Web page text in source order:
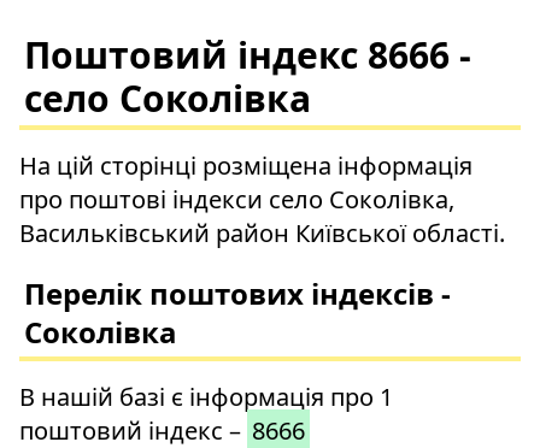
Поштовий індекс 8666 -
село Соколівка
На цій сторінці розміщена інформація
про поштові індекси село Соколівка,
Васильківський район Київської області.
Перелік поштових індексів -
Соколівка
В нашій базі є інформація про 1
поштовий індекс – 8666